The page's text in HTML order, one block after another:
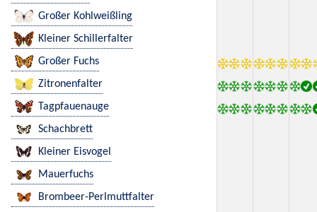
Großer Kohlweißling
Kleiner Schillerfalter
Großer Fuchs
Zitronenfalter
Tagpfauenauge
Schachbrett
Kleiner Eisvogel
Mauerfuchs
Brombeer-Perlmuttfalter